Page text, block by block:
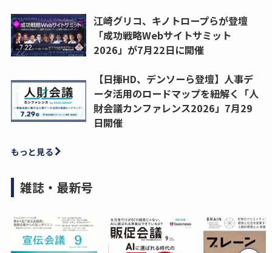
江崎グリコ、キノトロープらが登壇
「成功戦略Webサイトサミット
2026」が7月22日に開催
【日揮HD、デンソーら登壇】人事デ
ータ活用のロードマップを紐解く「人
財会議カンファレンス2026」7月29
日開催
もっと見る
雑誌・最新号